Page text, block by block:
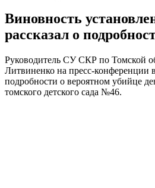
Виновность
рассказал о
Руководитель СУ СКР по Томской
Литвиненко на пресс-конференции
подробности о вероятном убийце
томского детского сада №46.